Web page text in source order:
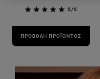
5/5
ΠΡΟΒΟΛΉ ΠΡΟΪΌΝΤΟΣ